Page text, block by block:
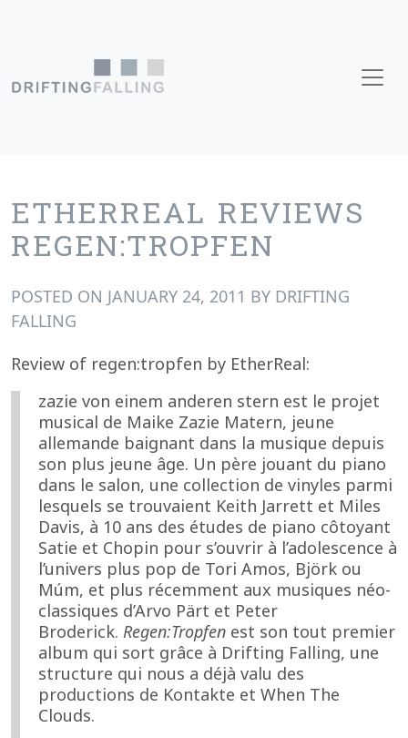
Main Navigation
ETHERREAL REVIEWS
REGEN:TROPFEN
POSTED ON JANUARY 24, 2011 BY DRIFTING
FALLING
Review of regen:tropfen by EtherReal:
zazie von einem anderen stern est le projet
musical de Maike Zazie Matern, jeune
allemande baignant dans la musique depuis
son plus jeune âge. Un père jouant du piano
dans le salon, une collection de vinyles parmi
lesquels se trouvaient Keith Jarrett et Miles
Davis, à 10 ans des études de piano côtoyant
Satie et Chopin pour s’ouvrir à l’adolescence à
l’univers plus pop de Tori Amos, Björk ou
Múm, et plus récemment aux musiques néo-
classiques d’Arvo Pärt et Peter
Broderick. Regen:Tropfen est son tout premier
album qui sort grâce à Drifting Falling, une
structure qui nous a déjà valu des
productions de Kontakte et When The
Clouds.